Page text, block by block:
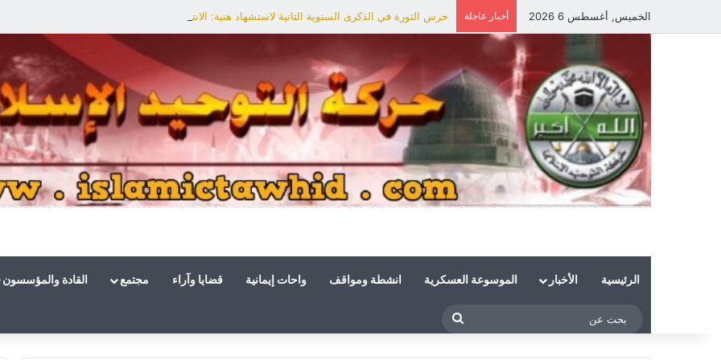
الخميس, أغسطس 6 2026 أخبار عاجلة حرس الثورة في الذكرى السنوية الثانية لاستشهاد هنية: الانتصار لفلسطين أقرب
الرئيسية الأخبار الموسوعة العسكرية انشطة ومواقف واحات إيمانية قضايا وآراء مجتمع القادة والمؤسسون